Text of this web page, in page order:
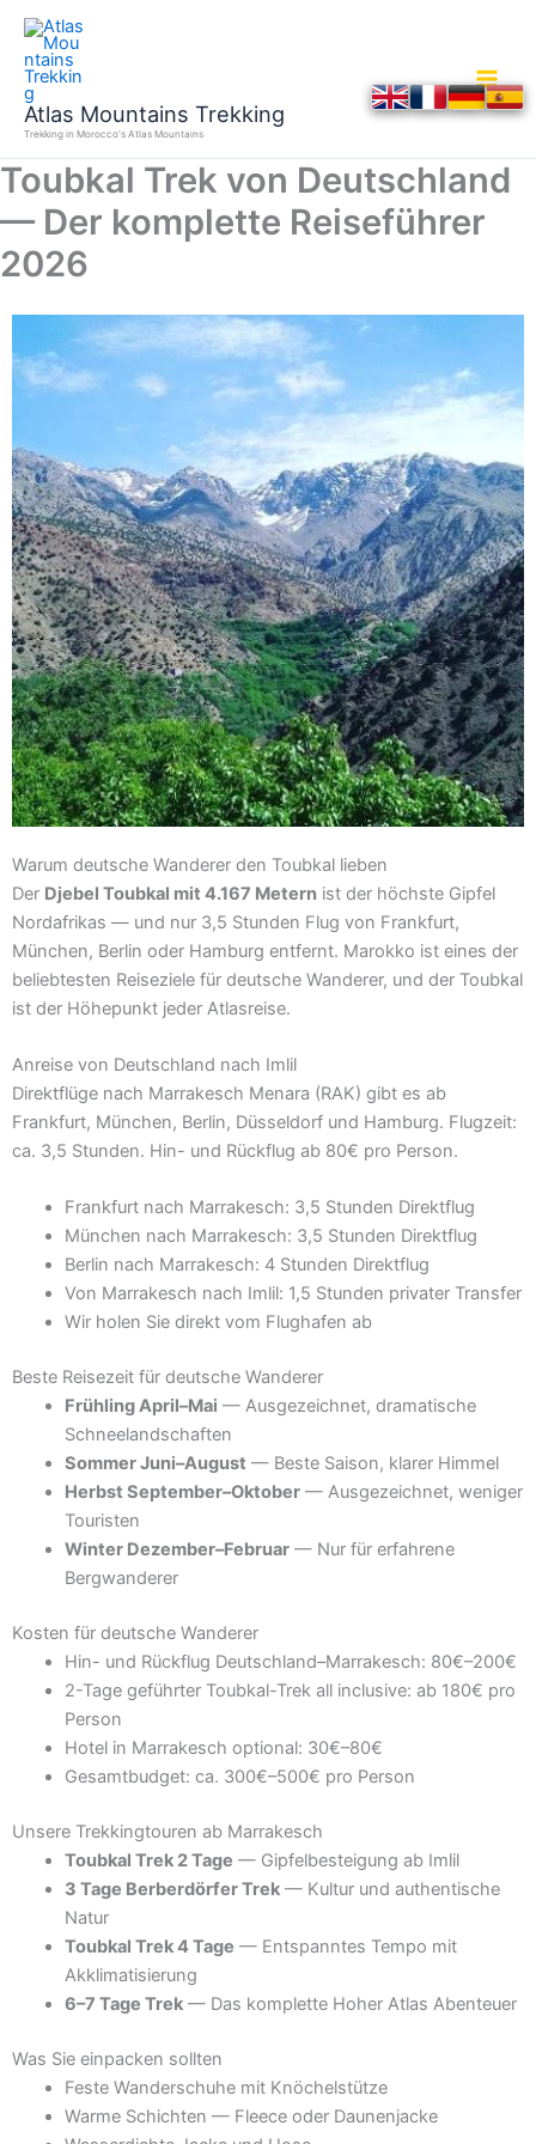
Skip
content
Atlas Mountains Trekking
Trekking in Morocco's Atlas Mountains
Toubkal Trek von Deutschland
— Der komplette Reiseführer
2026
Warum deutsche Wanderer den Toubkal lieben
Der Djebel Toubkal mit 4.167 Metern ist der höchste Gipfel
Nordafrikas — und nur 3,5 Stunden Flug von Frankfurt,
München, Berlin oder Hamburg entfernt. Marokko ist eines der
beliebtesten Reiseziele für deutsche Wanderer, und der Toubkal
ist der Höhepunkt jeder Atlasreise.
Anreise von Deutschland nach Imlil
Direktflüge nach Marrakesch Menara (RAK) gibt es ab
Frankfurt, München, Berlin, Düsseldorf und Hamburg. Flugzeit:
ca. 3,5 Stunden. Hin- und Rückflug ab 80€ pro Person.
Frankfurt nach Marrakesch: 3,5 Stunden Direktflug
München nach Marrakesch: 3,5 Stunden Direktflug
Berlin nach Marrakesch: 4 Stunden Direktflug
Von Marrakesch nach Imlil: 1,5 Stunden privater Transfer
Wir holen Sie direkt vom Flughafen ab
Beste Reisezeit für deutsche Wanderer
Frühling April–Mai — Ausgezeichnet, dramatische
Schneelandschaften
Sommer Juni–August — Beste Saison, klarer Himmel
Herbst September–Oktober— Ausgezeichnet, weniger
Touristen
Winter Dezember–Februar— Nur für erfahrene
Bergwanderer
Kosten für deutsche Wanderer
Hin- und Rückflug Deutschland–Marrakesch: 80€–200€
2-Tage geführter Toubkal-Trek all inclusive: ab 180€ pro
Person
Hotel in Marrakesch optional: 30€–80€
Gesamtbudget: ca. 300€–500€ pro Person
Unsere Trekkingtouren ab Marrakesch
Toubkal Trek 2 Tage — Gipfelbesteigung ab Imlil
3 Tage Berberdörfer Trek— Kultur und authentische
Natur
Toubkal Trek 4 Tage — Entspanntes Tempo mit
Akklimatisierung
6–7 Tage Trek— Das komplette Hoher Atlas Abenteuer
Was Sie einpacken sollten
Feste Wanderschuhe mit Knöchelstütze
Warme Schichten — Fleece oder Daunenjacke